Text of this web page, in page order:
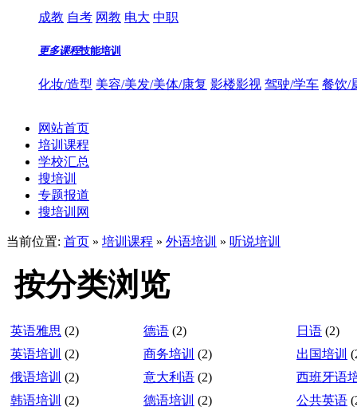
成教 自考 网教 电大 中职
更多课程技能培训
化妆/造型 美容/美发/美体/康复 影楼影视 驾驶/学车 餐饮/
网站首页
培训课程
学校汇总
搜培训
专题报道
搜培训网
当前位置: 首页 » 培训课程 » 外语培训 » 听说培训
按分类浏览
英语雅思 (2) 德语 (2) 日语 (2)
英语培训 (2) 商务培训 (2) 出国培训
俄语培训 (2) 意大利语 (2)
西班牙语
韩语培训 (2) 德语培训 (2) 公共英语